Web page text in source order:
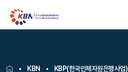
KBN KBP(한국인체자원은행사업)